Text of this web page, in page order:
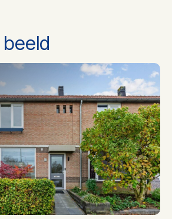
Ligbad, toilet, wastafel
Dakisolatie, muurisolatie,
vloerisolatie, dubbel glas
Cv ketel